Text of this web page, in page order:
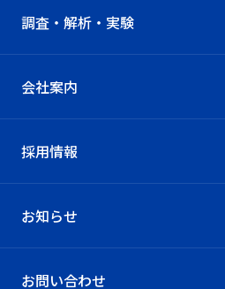
調査・解析・実験
会社案内
採用情報
お知らせ
お問い合わせ